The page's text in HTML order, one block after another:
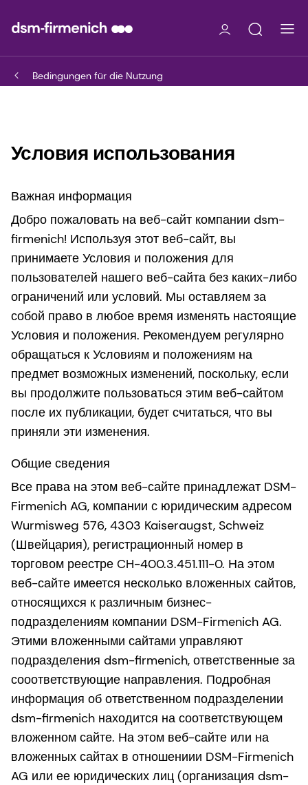
Bedingungen für die Nutzung
Условия использования
Важная информация
Добро пожаловать на веб-сайт компании dsm-
firmenich! Используя этот веб-сайт, вы
принимаете Условия и положения для
пользователей нашего веб-сайта без каких-либо
ограничений или условий. Мы оставляем за
собой право в любое время изменять настоящие
Условия и положения. Рекомендуем регулярно
обращаться к Условиям и положениям на
предмет возможных изменений, поскольку, если
вы продолжите пользоваться этим веб-сайтом
после их публикации, будет считаться, что вы
приняли эти изменения.
Общие сведения
Все права на этом веб-сайте принадлежат DSM-
Firmenich AG, компании с юридическим адресом
Wurmisweg 576, 4303 Kaiseraugst, Schweiz
(Швейцария), регистрационный номер в
торговом реестре CH-400.3.451.111-0. На этом
веб-сайте имеется несколько вложенных сайтов,
относящихся к различным бизнес-
подразделениям компании DSM-Firmenich AG.
Этими вложенными сайтами управляют
подразделения dsm-firmenich, ответственные за
сооответствующие направления. Подробная
информация об ответственном подразделении
dsm-firmenich находится на соответствующем
вложенном сайте. На этом веб-сайте или на
вложенных сайтах в отношениии DSM-Firmenich
AG или ее юридических лиц (организация dsm-